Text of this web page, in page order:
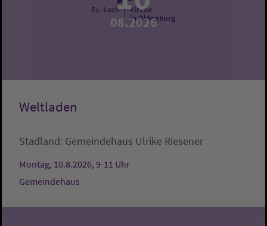
08.2026
Weltladen
Stadland: Gemeindehaus Ulrike Riesener
Montag, 10.8.2026, 9-11 Uhr
Gemeindehaus